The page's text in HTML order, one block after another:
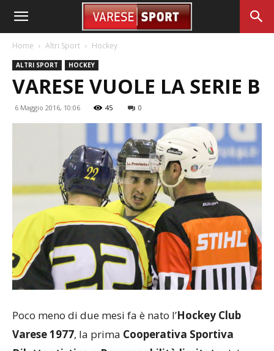
Home Altri Sport Hockey
ALTRI SPORT HOCKEY
VARESE VUOLE LA SERIE B
6 Maggio 2016, 10:06 45 0
Poco meno di due mesi fa è nato l’Hockey Club
Varese 1977, la prima Cooperativa Sportiva